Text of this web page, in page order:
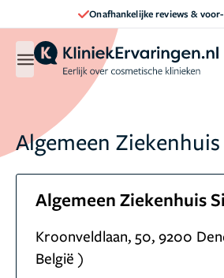
Onafhankelijke reviews &
Algemeen
Algemeen Ziekenhuis
Kroonveldlaan, 50, 9200
België )